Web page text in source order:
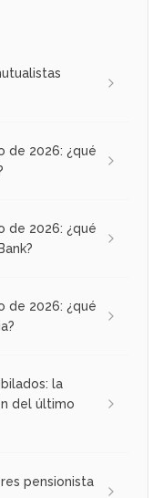
de 2026: ¿qué
de 2026: ¿qué
de 2026: ¿qué
la
del último
pensionista